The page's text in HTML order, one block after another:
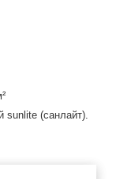
sunlite (санлайт).